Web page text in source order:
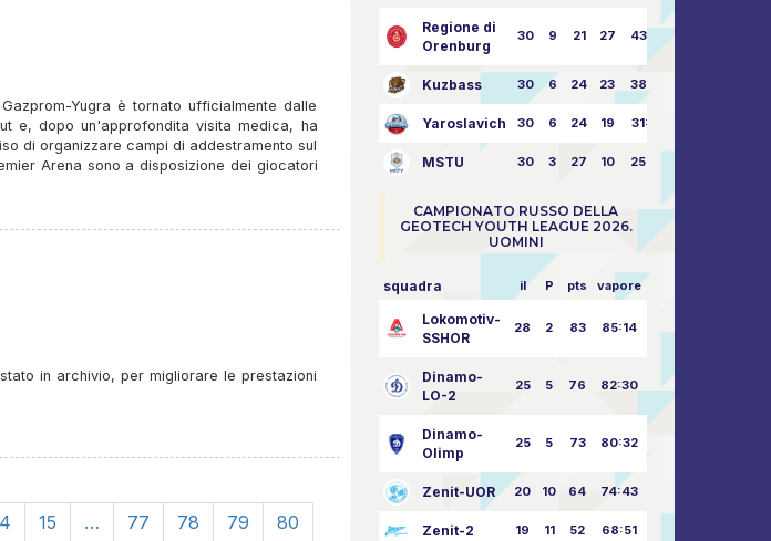
Yugra è tornato ufficialmente dalle
e, dopo un'approfondita visita medica, ha
di organizzare campi di addestramento sul
Arena sono a disposizione dei giocatori
in archivio, per migliorare le prestazioni
15 … 77 78 79
80
Regione di
Orenburg
30 9 21 27 43:73
Kuzbass 30 6 24 23 38:76
Yaroslavich 30 6 24 19 31:80
MSTU 30 3 27 10 25:87
CAMPIONATO RUSSO DELLA
GEOTECH YOUTH LEAGUE 2026.
UOMINI
squadra il P pts vapore
Lokomotiv-
SSHOR
28 2 83 85:14
Dinamo-
LO-2
25 5 76 82:30
Dinamo-
Olimp
25 5 73 80:32
Zenit-UOR 20 10 64 74:43
Zenit-2 19 11 52 68:51